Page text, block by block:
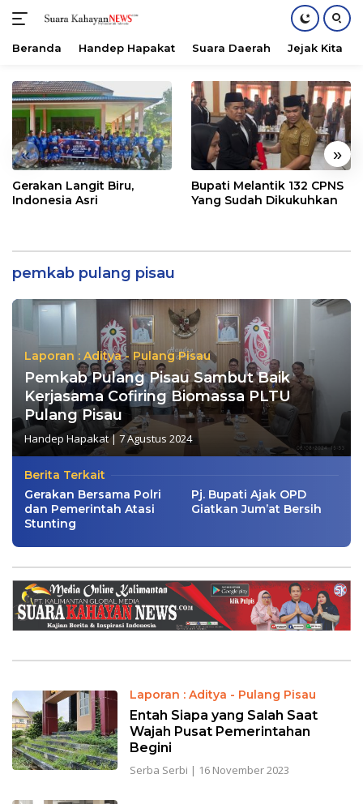
konten
Beranda Handep Hapakat Suara Daerah Jejak Kita
« »
Gerakan Langit Biru,
Indonesia Asri
Bupati Melantik 132 CPNS
Yang Sudah Dikukuhkan
pemkab pulang pisau
Laporan : Aditya - Pulang Pisau
Pemkab Pulang Pisau Sambut Baik
Kerjasama Cofiring Biomassa PLTU
Pulang Pisau
Handep Hapakat| 7 Agustus 2024
Berita Terkait
Gerakan Bersama Polri
dan Pemerintah Atasi
Stunting
Pj. Bupati Ajak OPD
Giatkan Jum’at Bersih
Laporan : Aditya - Pulang Pisau
Entah Siapa yang Salah Saat
Wajah Pusat Pemerintahan
Begini
Serba Serbi | 16 November 2023